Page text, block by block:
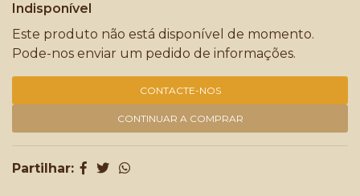
Indisponível
Este produto não está disponível de momento.
Pode-nos enviar um pedido de informações.
CONTACTE-NOS
CONTINUAR A COMPRAR
Partilhar: